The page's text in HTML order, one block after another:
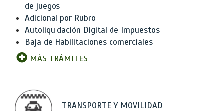
de juegos
Adicional por Rubro
Autoliquidación Digital de Impuestos
Baja de Habilitaciones comerciales
MÁS TRÁMITES
TRANSPORTE Y MOVILIDAD